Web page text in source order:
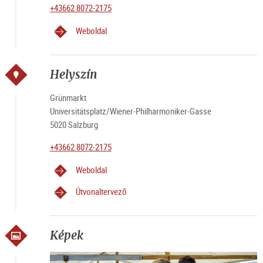
+43662 8072-2175
Weboldal
Helyszín
Grünmarkt
Universitätsplatz/Wiener-Philharmoniker-Gasse
5020 Salzburg
+43662 8072-2175
Weboldal
Útvonaltervező
Képek